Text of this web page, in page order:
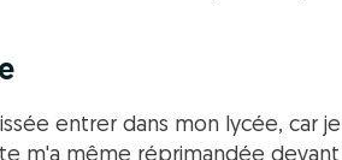
entrer dans mon lycée, car